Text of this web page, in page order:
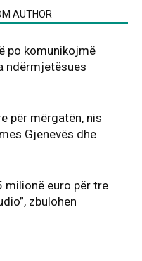
AUTHOR
po komunikojmë
ndërmjetësues
për mërgatën, nis
Gjenevës dhe
milionë euro për tre
zbulohen